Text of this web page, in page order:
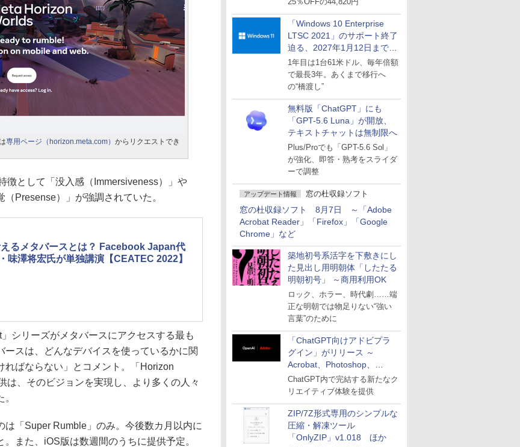
「Windows 10 Enterprise
LTSC 2021」のサポート終了
迫る、2027年1月12日まで
～ESUは9月1日から販売
1年目は1台61米ドル、毎年倍額
で最長3年。あくまで移行へ
の“橋渡し”
無料版「ChatGPT」にも
「GPT-5.6 Luna」が開放、
テキストチャットは無制限へ
Plus/Proでも「GPT-5.6 Sol」
が強化、即答・熟考をスライダ
ーで調整
アップデート情報 窓の杜収録ソフト
窓の杜収録ソフト 8月7日 ～「Adobe
Acrobat Reader」「Firefox」「Google
Chrome」など
築地初号系活字を下敷きにし
た見出し用明朝体「したたる
明朝初号」 ～商用利用OK
ロック、ホラー、時代劇……端
正な明朝では物足りない“強い
言葉”のために
「ChatGPT向けアドビプラ
グイン」がリリース ～
Acrobat、Photoshop、
Premiereなどの機能を1つの
プラグインに統合
ChatGPT内で完結する新たなク
リエイティブ体験を提供
ZIP/7Z形式専用のシンプルな
圧縮・解凍ツール
「OnlyZIP」v1.018 ほか
専用ページ（horizon.meta.com） からリクエストでき
として「没入感（Immersiveness）」や
（Presense）」が強調されていた。
えるメタバースとは？ Facebook Japan代
味澤将宏氏が単独講演【CEATEC 2022】
シリーズがメタバースにアクセスする最も
スは、どんなデバイスを使っているかに関
ればならない」とコメント。「Horizon
は、そのビジョンを実現し、より多くの人々
「Super Rumble」のみ。今後数カ月以内に
また、iOS版は数週間のうちに提供予定。